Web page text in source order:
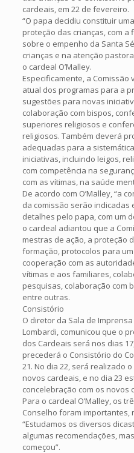
cardeais, em 22 de fevereiro.
“O papa decidiu constituir
proteção das crianças, com
sobre o empenho da Santa
crianças e na atenção
o cardeal O’Malley.
Especificamente, a
atual dos programas para a
sugestões para novas
colaboração com bispos,
superiores religiosos e
religiosos. Também deverá
adequadas para a
iniciativas, incluindo leigos,
com competência na
com as vítimas, na saúde
De acordo com O’Malley, “a
da comissão serão indicadas
detalhes pelo papa, com um
o cardeal adiantou que a
mestras de ação, a proteção
formação, protocolos para
cooperação com as
vítimas e aos familiares,
pesquisas, colaboração com
entre outras.
Consistório
O diretor da Sala de
Lombardi, comunicou que o
dos Cardeais será nos dias
precederá o Consistório do
21. No dia 22, será realizado
novos cardeais, e no dia 23
concelebração com os novos
Para o cardeal O’Malley, os
Conselho foram importantes,
“Estudamos os diversos
algumas recomendações,
começou”.